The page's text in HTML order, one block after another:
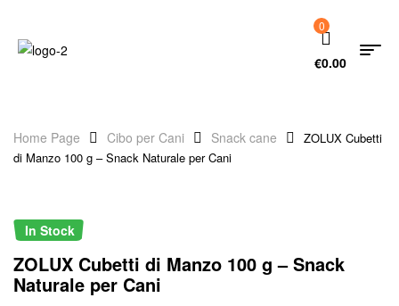
0
€0.00
Home Page Cibo per Cani Snack cane
ZOLUX Cubetti
di Manzo 100 g – Snack Naturale per Cani
In Stock
ZOLUX Cubetti di Manzo 100 g – Snack
Naturale per Cani